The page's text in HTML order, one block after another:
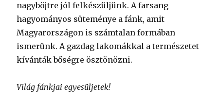
nagyböjtre jól felkészüljünk. A farsang
hagyományos süteménye a fánk, amit
Magyarországon is számtalan formában
ismerünk. A gazdag lakomákkal a természetet
kívánták bőségre ösztönözni.
Világ fánkjai egyesüljetek!